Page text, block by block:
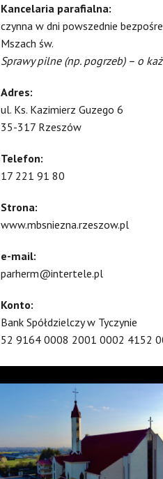
Kancelaria parafialna:
czynna w dni powszednie
Mszach św.
Sprawy pilne (np. pogrzeb) – o
Adres:
ul. Ks. Kazimierz Guzego 6
35-317 Rzeszów
Telefon:
17 221 91 80
Strona:
www.mbsniezna.rzeszow.pl
e-mail:
parherm@intertele.pl
Konto:
Bank Spółdzielczy w Tyczynie
52 9164 0008 2001 0002 4152